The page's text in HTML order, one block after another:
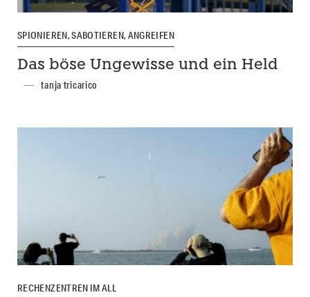
SPIONIEREN, SABOTIEREN, ANGREIFEN
Das böse Ungewisse und ein Held
tanja tricarico
RECHENZENTREN IM ALL